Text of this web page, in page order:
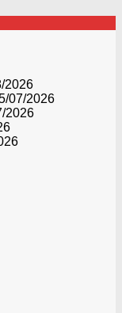
2026
07/2026
2026